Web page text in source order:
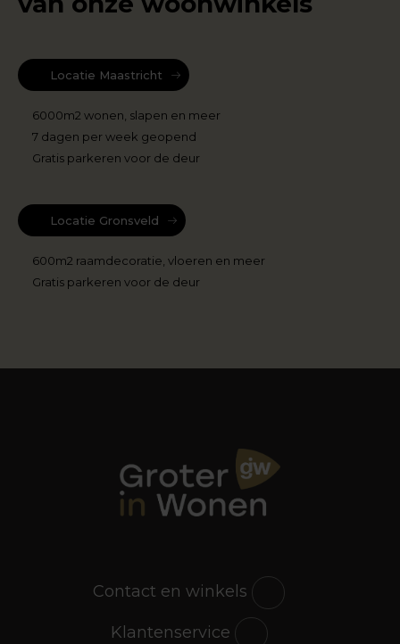
Locatie Maastricht
6000m2 wonen, slapen en meer
7 dagen per week geopend
Gratis parkeren voor de deur
Locatie Gronsveld
600m2 raamdecoratie, vloeren en meer
Gratis parkeren voor de deur
Contact en winkels
Klantenservice